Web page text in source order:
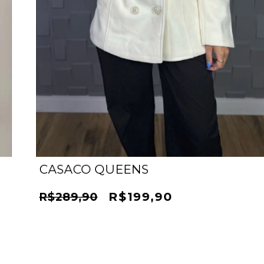
CASACO QUEENS
R$289,90 R$199,90